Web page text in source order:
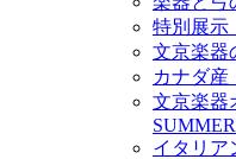
特別展示
文京楽器
カナダ産
文京楽器
イタリア